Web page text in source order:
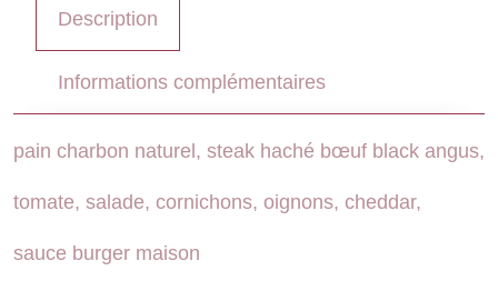
Description
Informations complémentaires
pain charbon naturel, steak haché bœuf black angus,
tomate, salade, cornichons, oignons, cheddar,
sauce burger maison